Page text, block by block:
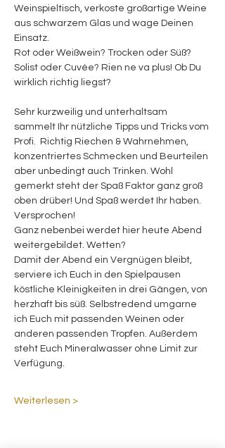
Weinspieltisch, verkoste großartige Weine
aus schwarzem Glas und wage Deinen
Einsatz.
Rot oder Weißwein? Trocken oder Süß?
Solist oder Cuvée? Rien ne va plus! Ob Du
wirklich richtig liegst?
Sehr kurzweilig und unterhaltsam
sammelt Ihr nützliche Tipps und Tricks vom
Profi.  Richtig Riechen & Wahrnehmen,
konzentriertes Schmecken und Beurteilen
aber unbedingt auch Trinken. Wohl
gemerkt steht der Spaß Faktor ganz groß
oben drüber! Und Spaß werdet Ihr haben.
Versprochen!
Ganz nebenbei werdet hier heute Abend
weitergebildet. Wetten?
Damit der Abend ein Vergnügen bleibt,
serviere ich Euch in den Spielpausen
köstliche Kleinigkeiten in drei Gängen, von
herzhaft bis süß. Selbstredend umgarne
ich Euch mit passenden Weinen oder
anderen passenden Tropfen. Außerdem
steht Euch Mineralwasser ohne Limit zur
Verfügung.
Weiterlesen >